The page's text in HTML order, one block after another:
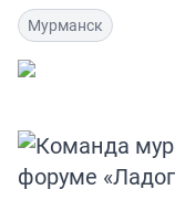
Мурманск